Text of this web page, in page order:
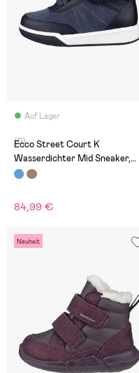
Auf Lager
(0)
Ecco Street Court K
Wasserdichter Mid Sneaker,
Night Sky/Ombre
84,99 €
Neuheit